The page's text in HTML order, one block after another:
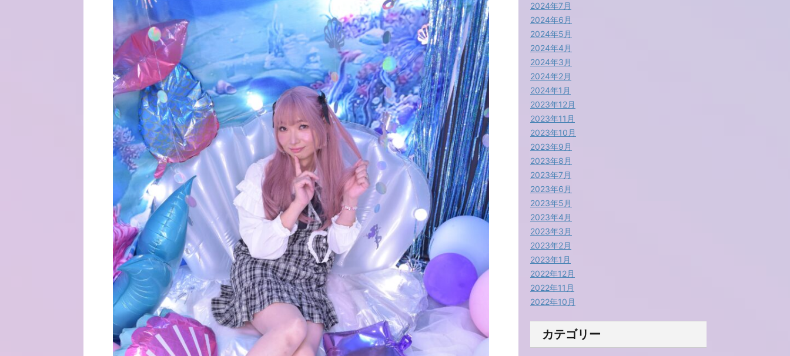
2024年7月
2024年6月
2024年5月
2024年4月
2024年3月
2024年2月
2024年1月
2023年12月
2023年11月
2023年10月
2023年9月
2023年8月
2023年7月
2023年6月
2023年5月
2023年4月
2023年3月
2023年2月
2023年1月
2022年12月
2022年11月
2022年10月
カテゴリー